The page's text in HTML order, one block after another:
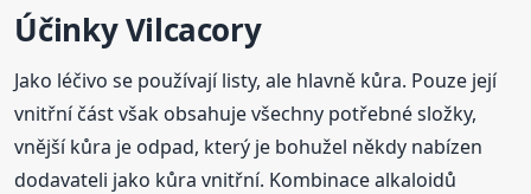
Účinky Vilcacory
Jako léčivo se používají listy, ale hlavně kůra. Pouze její
vnitřní část však obsahuje všechny potřebné složky,
vnější kůra je odpad, který je bohužel někdy nabízen
dodavateli jako kůra vnitřní. Kombinace alkaloidů